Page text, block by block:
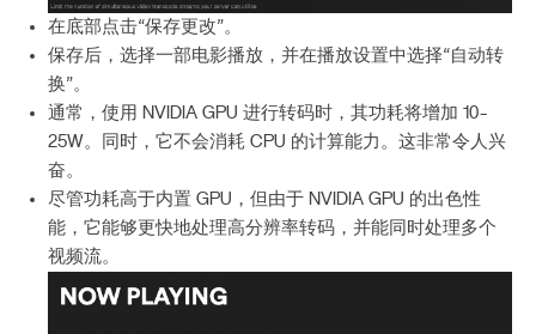
在底部点击“保存更改”。
保存后，选择一部电影播放，并在播放设置中选择“自动转
换”。
通常，使用 NVIDIA GPU 进行转码时，其功耗将增加 10-
25W。同时，它不会消耗 CPU 的计算能力。这非常令人兴
奋。
尽管功耗高于内置 GPU，但由于 NVIDIA GPU 的出色性
能，它能够更快地处理高分辨率转码，并能同时处理多个
视频流。